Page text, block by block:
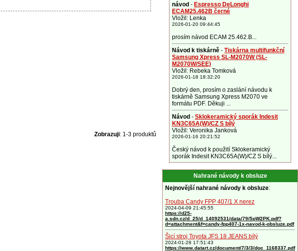
Zobrazuji: 1-3 produktů
návod - Espresso DeLonghi
ECAM25.462B černé
Vložil: Lenka
2026-01-20 09:44:45
prosím návod ECAM 25.462.B...
Návod k tiskárně - Tiskárna multifunkční
Samsung Xpress SL-M2070W (SL-
M2070W/SEE)
Vložil: Rebeka Tomková
2026-01-18 18:32:20
Dobrý den, prosím o zaslání návodu k
tiskárně Samsung Xpress M2070 ve
formátu PDF. Děkuji ...
Návod - Sklokeramický sporák Indesit
KN3C65A(W)/CZ S bílý
Vložil: Veronika Janková
2026-01-16 20:21:52
Český návod k použití Sklokeramický
sporák Indesit KN3C65A(W)/CZ S bílý...
Nahrané návody k obsluze
Nejnovější nahrané návody k obsluze:
Trouba Candy FPP 407/1 X nerez
2024-04-09 21:45:55
https://d25-
a.sdn.cz/d_25/d_14092531/data/79/5pW2PK.pdf?
d=attachment&f=candy-fpp407-1x-navod-k-obsluze.pdf
Šicí stroj Toyota JFS 18 JEANS bílý
2024-01-28 17:51:43
https://www.datart.cz/document/7/3/3/doc_1168337.pdf